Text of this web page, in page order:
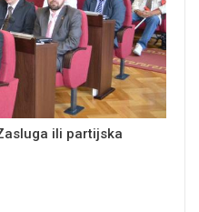
ili partijska